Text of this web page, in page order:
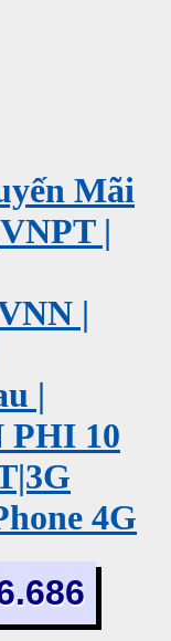
Mãi
|
|
|
10
4G